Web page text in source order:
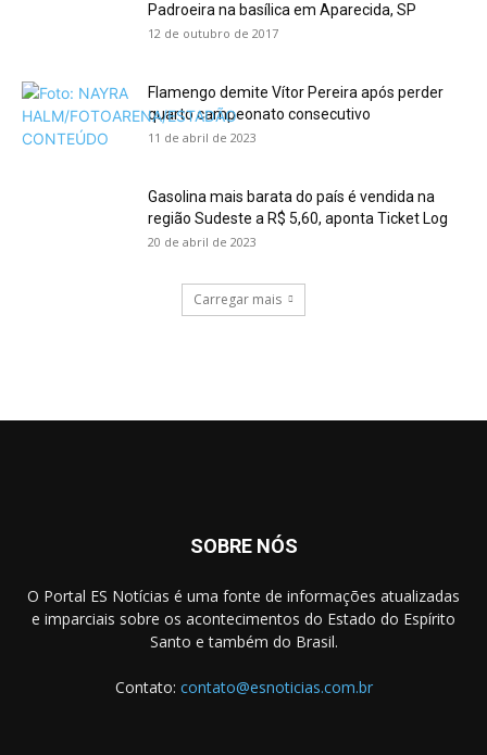
Padroeira na basílica em Aparecida, SP
12 de outubro de 2017
Flamengo demite Vítor Pereira após perder
quarto campeonato consecutivo
11 de abril de 2023
Gasolina mais barata do país é vendida na
região Sudeste a R$ 5,60, aponta Ticket Log
20 de abril de 2023
Carregar mais
SOBRE NÓS
O Portal ES Notícias é uma fonte de informações atualizadas
e imparciais sobre os acontecimentos do Estado do Espírito
Santo e também do Brasil.
Contato: contato@esnoticias.com.br